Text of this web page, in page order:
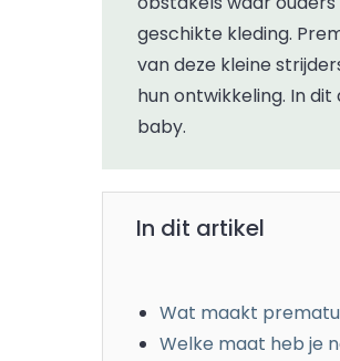
geschikte kleding.
van deze kleine
hun ontwikkeling. In
baby.
In dit artikel
Wat maakt
Welke maat heb je